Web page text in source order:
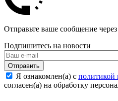
Отправьте ваше сообщение
Подпишитесь на новости
Отправить
Я ознакомлен(а) с политикой
согласен(а) на обработку